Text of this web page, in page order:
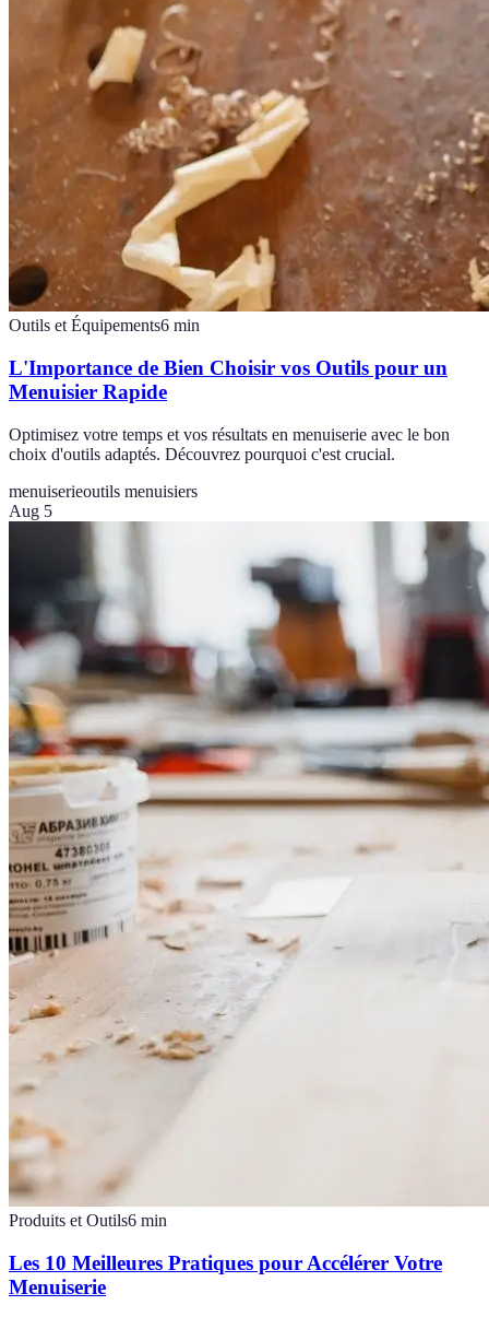
Outils et Équipements6 min
L'Importance de Bien Choisir vos Outils pour un
Menuisier Rapide
Optimisez votre temps et vos résultats en menuiserie avec le bon
choix d'outils adaptés. Découvrez pourquoi c'est crucial.
menuiserieoutils menuisiers
Aug 5
Produits et Outils6 min
Les 10 Meilleures Pratiques pour Accélérer Votre
Menuiserie